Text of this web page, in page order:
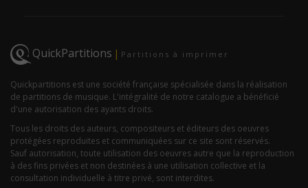
QuickPartitions | Partitions à imprimer
Quickpartitions est une société française spécialisée dans la réalisation
de partitions de musique. L'intégralité de notre catalogue a bénéficié
d'une autorisation des ayants droits.
Tous les droits des auteurs, compositeurs et éditeurs des oeuvres
protégées reproduites et communiquées sur ce site sont réservés.
Sauf autorisation, toute utilisation des oeuvres autre que la reproduction
à des fins privées et non destinées à une utilisation collective et la
consultation individuelle à titre privé, sont interdites.